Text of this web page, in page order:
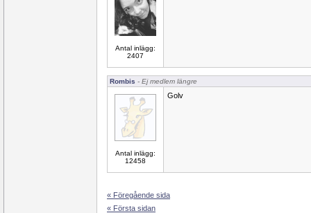
Antal inlägg:
2407
Rombis - Ej medlem längre
Antal inlägg:
12458
Golv
« Föregående sida
« Första sidan